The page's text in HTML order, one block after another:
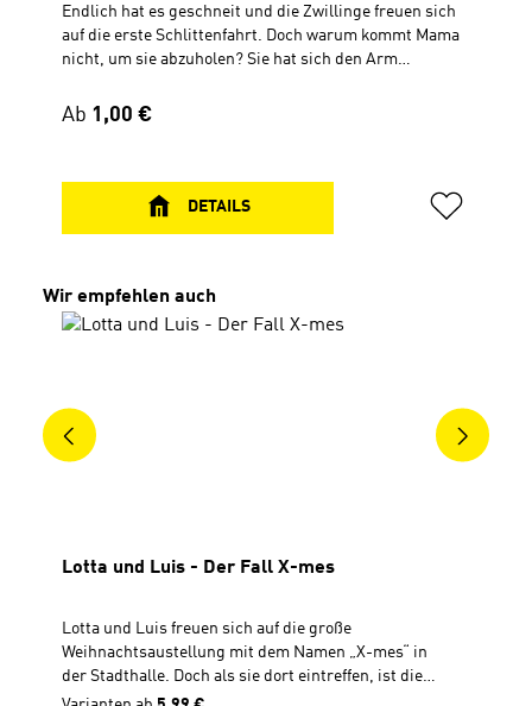
Endlich hat es geschneit und die Zwillinge freuen sich
auf die erste Schlittenfahrt. Doch warum kommt Mama
nicht, um sie abzuholen? Sie hat sich den Arm
anders als gedacht. Lotta und Luis sind gefordert: beim
und-Luis-Liedeine Geschichte aus der Bibel (Matthäus
2, 1-12) CD, Spielzeit 51 Min.
Regulärer Preis:
Ab 1,00 €
DETAILS
Produktgalerie überspringen
Wir empfehlen auch
Lotta und Luis - Der Fall X-mes
Lotta und Luis freuen sich auf die große
Weihnachtsaustellung mit dem Namen „X-mes“ in
der Stadthalle. Doch als sie dort eintreffen, ist die
Polizei vor Ort, denn die Ausstellung wurde